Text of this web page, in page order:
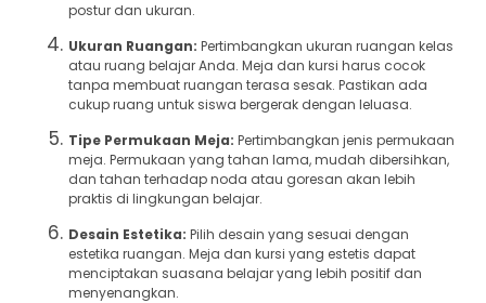
postur dan ukuran.
Ukuran Ruangan: Pertimbangkan ukuran ruangan kelas
atau ruang belajar Anda. Meja dan kursi harus cocok
tanpa membuat ruangan terasa sesak. Pastikan ada
cukup ruang untuk siswa bergerak dengan leluasa.
Tipe Permukaan Meja: Pertimbangkan jenis permukaan
meja. Permukaan yang tahan lama, mudah dibersihkan,
dan tahan terhadap noda atau goresan akan lebih
praktis di lingkungan belajar.
Desain Estetika: Pilih desain yang sesuai dengan
estetika ruangan. Meja dan kursi yang estetis dapat
menciptakan suasana belajar yang lebih positif dan
menyenangkan.